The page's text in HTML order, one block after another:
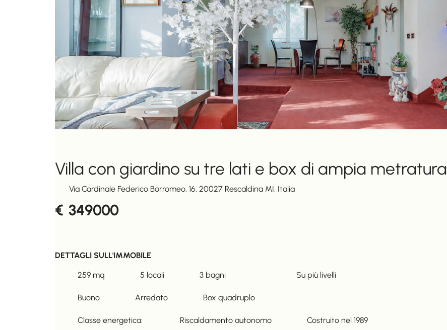
Villa con giardino su tre lati e box di ampia metratura
Via Cardinale Federico Borromeo, 16, 20027 Rescaldina MI, Italia
€ 349000
DETTAGLI SULL'IMMOBILE
259 mq 5 locali 3 bagni Su più livelli
Buono Arredato Box quadruplo
Classe energetica: Riscaldamento autonomo Costruito nel 1989